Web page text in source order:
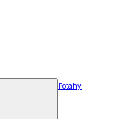
Potahy